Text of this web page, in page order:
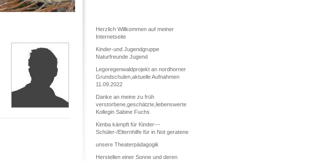
Herzlich Willkommen auf meiner
Internetseite
Kinder-und Jugendgruppe
Naturfreunde Jugend
Legoregenwaldprojekt an nordhorner
Grundschulen,aktuelle Aufnahmen
11.09.2022
Danke an meine zu früh
verstorbene,geschätzte,liebenswerte
Kollegin Sabine Fuchs
Kimba kämpft für Kinder---
Schüler-/Elternhilfe für in Not geratene
unsere Theaterpädagogik
Herstellen einer Sonne und deren